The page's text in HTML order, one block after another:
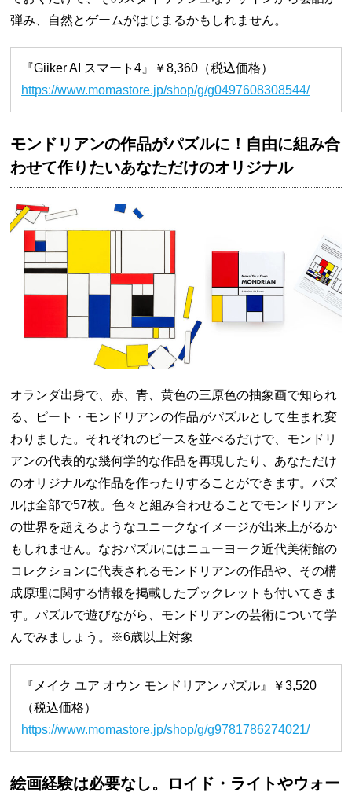
弾み、自然とゲームがはじまるかもしれません。
『Giiker AI スマート4』￥8,360（税込価格）
https://www.momastore.jp/shop/g/g0497608308544/
モンドリアンの作品がパズルに！自由に組み合
わせて作りたいあなただけのオリジナル
オランダ出身で、赤、青、黄色の三原色の抽象画で知られ
る、ピート・モンドリアンの作品がパズルとして生まれ変
わりました。それぞれのピースを並べるだけで、モンドリ
アンの代表的な幾何学的な作品を再現したり、あなただけ
のオリジナルな作品を作ったりすることができます。パズ
ルは全部で57枚。色々と組み合わせることでモンドリアン
の世界を超えるようなユニークなイメージが出来上がるか
もしれません。なおパズルにはニューヨーク近代美術館の
コレクションに代表されるモンドリアンの作品や、その構
成原理に関する情報を掲載したブックレットも付いてきま
す。パズルで遊びながら、モンドリアンの芸術について学
んでみましょう。※6歳以上対象
『メイク ユア オウン モンドリアン パズル』￥3,520
（税込価格）
https://www.momastore.jp/shop/g/g9781786274021/
絵画経験は必要なし。ロイド・ライトやウォー